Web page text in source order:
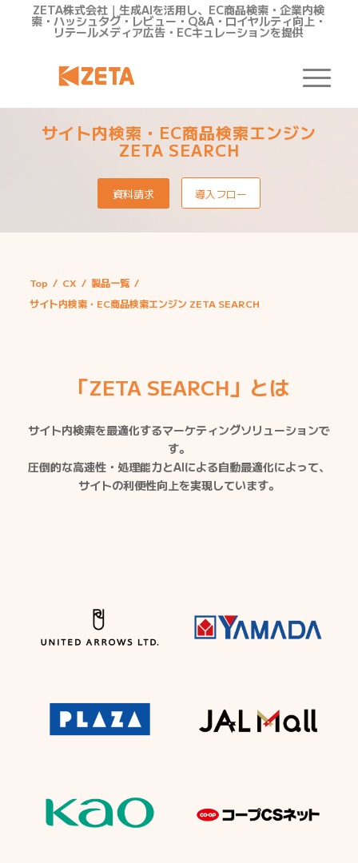
ZETA株式会社｜生成AIを活用し、EC商品検索・企業内検
索・ハッシュタグ・レビュー・Q&A・ロイヤルティ向上・
リテールメディア広告・ECキュレーションを提供
サイト内検索・EC商品検索エンジン
ZETA SEARCH
資料請求 導入フロー
Top / CX / 製品一覧 /
サイト内検索・EC商品検索エンジン ZETA SEARCH
「ZETA SEARCH」とは
サイト内検索を最適化するマーケティングソリューションで
す。
圧倒的な高速性・処理能力とAIによる自動最適化によって、
サイトの利便性向上を実現しています。